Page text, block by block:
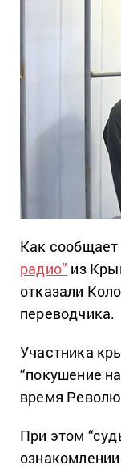
Как
радио” из
отказали
переводчика.
Участника
“покушение
время
При этом